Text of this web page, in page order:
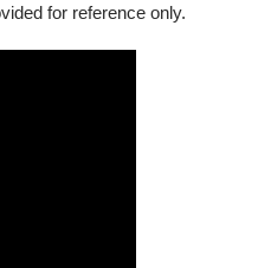
for reference only.